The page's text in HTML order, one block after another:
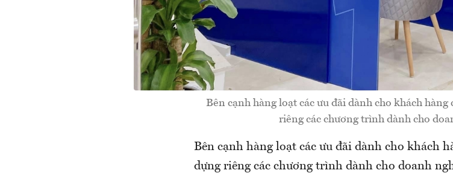
Bên cạnh hàng loạt các ưu đãi dành cho khách
riêng các chương trình dành cho
Bên cạnh hàng loạt các ưu đãi dành cho khách
dựng riêng các chương trình dành cho doanh